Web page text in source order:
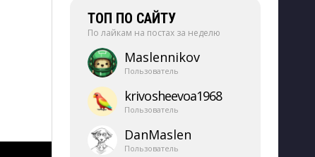
ТОП ПО САЙТУ
По лайкам на постах за неделю
Maslennikov
Пользователь
krivosheevoa1968
Пользователь
DanMaslen
Пользователь